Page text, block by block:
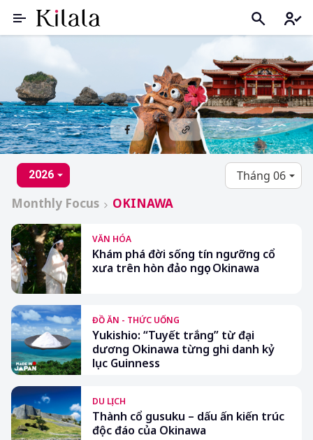
2026
Monthly Focus OKINAWA
VĂN HÓA
Khám phá đời sống tín ngưỡng cổ
xưa trên hòn đảo ngọc Okinawa
ĐỒ ĂN - THỨC UỐNG
Yukishio: “Tuyết trắng” từ đại
dương Okinawa từng ghi danh kỷ
lục Guinness
DU LỊCH
Thành cổ gusuku – dấu ấn kiến trúc
độc đáo của Okinawa